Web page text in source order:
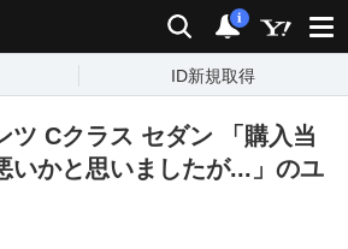
検索 通知
i
ID新規取得
ツ Cクラス セダン 「購入当
いかと思いましたが...」のユ